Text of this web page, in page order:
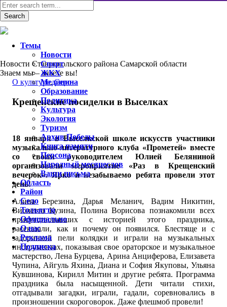
Новости Ставропольского района Самарской области
Знаем мы – знаете вы!
О культуре,Село
Крещенские посиделки в Выселках
18 января в Выселкской школе искусств участники
музыкально-литературного клуба «Прометей» вместе
со своим руководителем Юлией Беляниной
организовали мероприятие «Раз в Крещенский
вечерок». Ярко и незабываемо ребята провели этот
день!
Алина Березина, Дарья Меланич, Вадим Никитин,
Виолетта Кузина, Полина Ворисова познакомили всех
присутствовавших с историей этого праздника,
рассказали, как и почему он появился. Блестяще и с
задоринкой пели колядки и играли на музыкальных
инструментах, показывая свое ораторское и музыкальное
мастерство, Лена Бурцева, Арина Анциферова, Елизавета
Чупина, Айгуль Яхина, Диана и София Якуповы, Ульяна
Кувшинова, Кирилл Митин и другие ребята. Программа
праздника была насыщенной. Дети читали стихи,
отгадывали загадки, играли, гадали, соревновались в
произношении скороговорок. Даже флешмоб провели!
Темы
Новости
Спорт
ЖКХ
Медицина
Образование
Политика
Культура
Экология
Туризм
Архив Победы
Книга памяти
Персона
Народный месяцеслов
Ваши письма
Область
Район
Село
Тольятти
Официально
О нас
Реклама
Подписка